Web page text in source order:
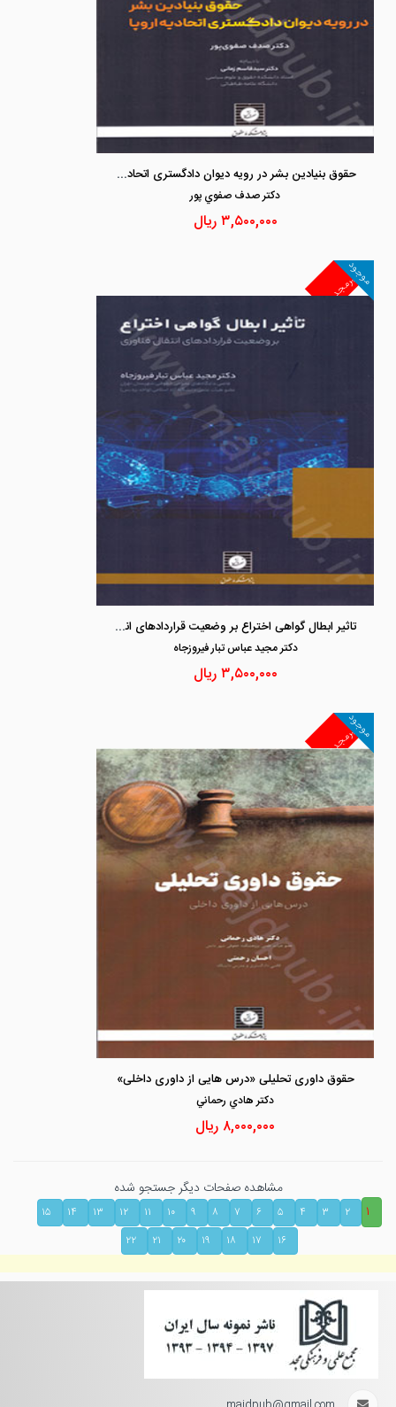
حقوق بنیادین بشر در رویه دیوان دادگستری اتحادیه اروپا
دكتر صدف صفوي پور
۳,۵۰۰,۰۰۰ریال
غیرمجد
موجود
تاثیر ابطال گواهی اختراع بر وضعیت قراردادهای انتقال فناوری
دكتر مجيد عباس تبار فيروزجاه
۳,۵۰۰,۰۰۰ریال
غیرمجد
موجود
حقوق داوری تحلیلی «درس هایی از داوری داخلی»
دكتر هادي رحماني
۸,۰۰۰,۰۰۰ ریال
مشاهده صفحات دیگر جستجو شده
۱
۲ ۳ ۴ ۵ ۶ ۷ ۸ ۹ ۱۰ ۱۱ ۱۲ ۱۳ ۱۴
۱۵
۱۶
۱۷ ۱۸ ۱۹ ۲۰ ۲۱ ۲۲